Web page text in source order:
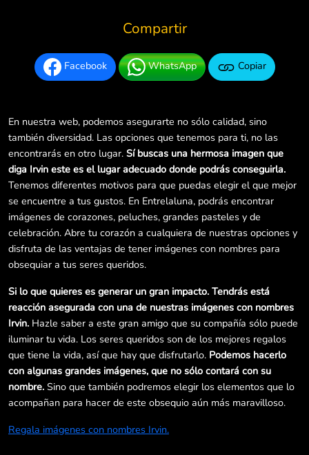
Compartir
Facebook WhatsApp Copiar
En nuestra web, podemos asegurarte no sólo calidad, sino
también diversidad. Las opciones que tenemos para ti, no las
encontrarás en otro lugar. Sí buscas una hermosa imagen que
diga Irvin este es el lugar adecuado donde podrás conseguirla.
Tenemos diferentes motivos para que puedas elegir el que mejor
se encuentre a tus gustos. En Entrelaluna, podrás encontrar
imágenes de corazones, peluches, grandes pasteles y de
celebración. Abre tu corazón a cualquiera de nuestras opciones y
disfruta de las ventajas de tener imágenes con nombres para
obsequiar a tus seres queridos.
Si lo que quieres es generar un gran impacto. Tendrás está
reacción asegurada con una de nuestras imágenes con nombres
Irvin. Hazle saber a este gran amigo que su compañía sólo puede
iluminar tu vida. Los seres queridos son de los mejores regalos
que tiene la vida, así que hay que disfrutarlo. Podemos hacerlo
con algunas grandes imágenes, que no sólo contará con su
nombre. Sino que también podremos elegir los elementos que lo
acompañan para hacer de este obsequio aún más maravilloso.
Regala imágenes con nombres Irvin.